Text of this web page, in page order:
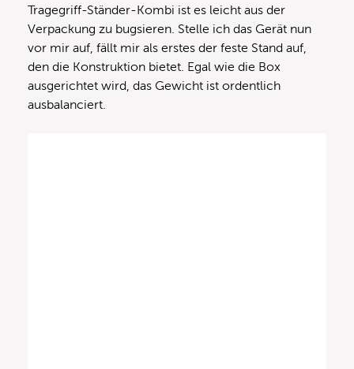
Tragegriff-Ständer-Kombi ist es leicht aus der
Verpackung zu bugsieren. Stelle ich das Gerät nun
vor mir auf, fällt mir als erstes der feste Stand auf,
den die Konstruktion bietet. Egal wie die Box
ausgerichtet wird, das Gewicht ist ordentlich
ausbalanciert.